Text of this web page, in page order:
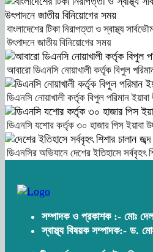
বাংলাদেশের টিকা নিরাপত্তা ও স্বাস্থ্য
উৎপাদনে জাতীয় বিনিয়োগের সময়
আবারো ডিএনসি নোয়াখালী কর্তৃক বিপুল
ডিএনসি নোয়াখালী কর্তৃক বিপুল পরিমান ইয়াবা
ডিএনসি যশোর কর্তৃক ৩০ হাজার পিস ইয়াবা
ডিএনসির অভিযানে দেশের ইতিহাসে সর্ববৃহৎ
সম্পাদক ও প্রকাশক :- মোঃ
স্বাস্থ্য বিষয়ক সম্পাদক:- ড.